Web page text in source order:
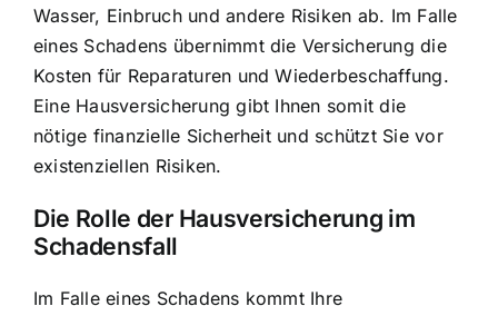
Wasser, Einbruch und andere Risiken ab. Im Falle
eines Schadens übernimmt die Versicherung die
Kosten für Reparaturen und Wiederbeschaffung.
Eine Hausversicherung gibt Ihnen somit die
nötige finanzielle Sicherheit und schützt Sie vor
existenziellen Risiken.
Die Rolle der Hausversicherung im
Schadensfall
Im Falle eines Schadens kommt Ihre